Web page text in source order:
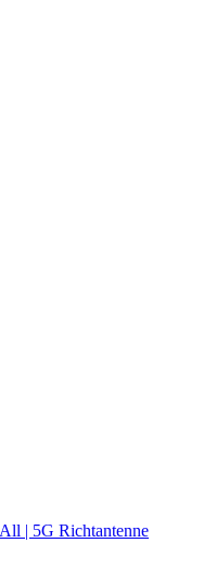
| 5G Richtantenne